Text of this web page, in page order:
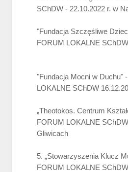
SChDW - 22.10.2022 r. w
"Fundacja Szczęśliwe
FORUM LOKALNE
"Fundacja Mocni w Duchu"
LOKALNE SChDW
„Theotokos. Centrum
FORUM LOKALNE
Gliwicach
5. „Stowarzyszenia Klucz
FORUM LOKALNE